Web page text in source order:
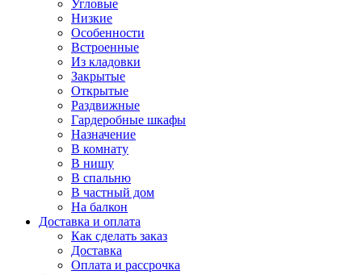
Угловые
Низкие
Особенности
Встроенные
Из кладовки
Закрытые
Открытые
Раздвижные
Гардеробные шкафы
Назначение
В комнату
В нишу
В спальню
В частный дом
На балкон
Доставка и оплата
Как сделать заказ
Доставка
Оплата и рассрочка